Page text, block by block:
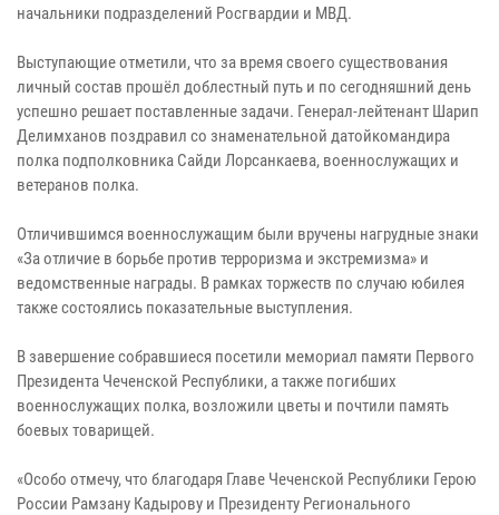
начальники подразделений Росгвардии и МВД.
Выступающие отметили, что за время своего существования
личный состав прошёл доблестный путь и по сегодняшний день
успешно решает поставленные задачи. Генерал-лейтенант Шарип
Делимханов поздравил со знаменательной датойкомандира
полка подполковника Сайди Лорсанкаева, военнослужащих и
ветеранов полка.
Отличившимся военнослужащим были вручены нагрудные знаки
«За отличие в борьбе против терроризма и экстремизма» и
ведомственные награды. В рамках торжеств по случаю юбилея
также состоялись показательные выступления.
В завершение собравшиеся посетили мемориал памяти Первого
Президента Чеченской Республики, а также погибших
военнослужащих полка, возложили цветы и почтили память
боевых товарищей.
«Особо отмечу, что благодаря Главе Чеченской Республики Герою
России Рамзану Кадырову и Президенту Регионального